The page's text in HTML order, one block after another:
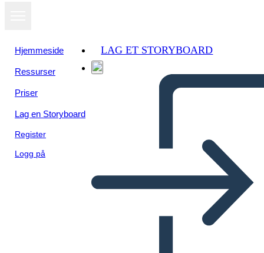
Hjemmeside
Ressurser
Priser
Lag en Storyboard
Register
Logg på
LAG ET STORYBOARD